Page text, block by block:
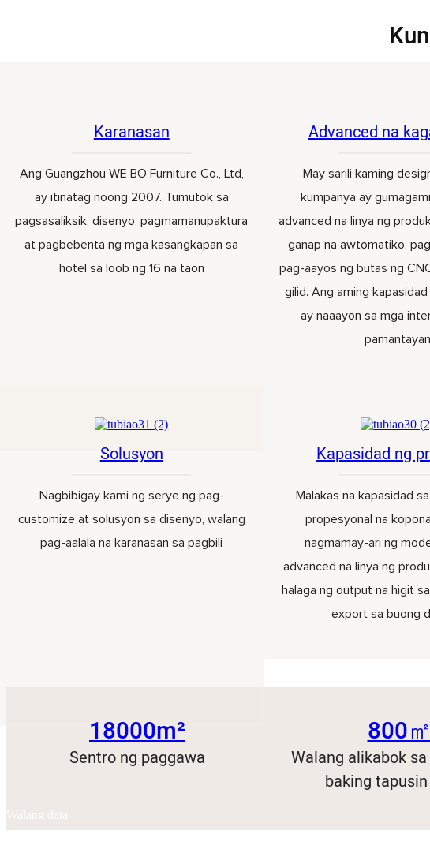
Karanasan
Ang Guangzhou WE BO Furniture Co., Ltd,
ay itinatag noong 2007. Tumutok sa
pagsasaliksik, disenyo, pagmamanupaktura
at pagbebenta ng mga kasangkapan sa
hotel sa loob ng 16 na taon
Advanced na
May sarili kaming
kumpanya ay
advanced na linya ng
ganap na awtomatiko,
pag-aayos ng butas ng
gilid. Ang aming
ay naaayon sa mga
pamantayan
Solusyon
Nagbibigay kami ng serye ng pag-
customize at solusyon sa disenyo, walang
pag-aalala na karanasan sa pagbili
Kapasidad ng
Malakas na kapasidad
propesyonal na
nagmamay-ari ng
advanced na linya ng
halaga ng output na higit
export sa buong
18000m²
Sentro ng paggawa
800
Walang alikabok
baking
Walang data